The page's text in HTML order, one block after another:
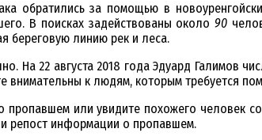
обратились за помощью в
В поисках задействованы около90
береговую линию рек и леса.
На 22 августа 2018 года Эдуард Галимов
внимательны к людям, которым требуется
или увидите похожего человек
репост информации о пропавшем.